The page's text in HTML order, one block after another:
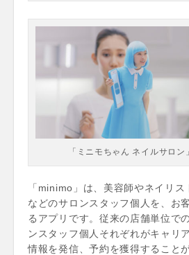
「ミニモちゃん ネイルサロン
「minimo」は、美容師やネイリ
などのサロンスタッフ個人を、お
るアプリです。従来の店舗単位で
ンスタッフ個人それぞれがキャリ
情報を発信、予約を獲得すること